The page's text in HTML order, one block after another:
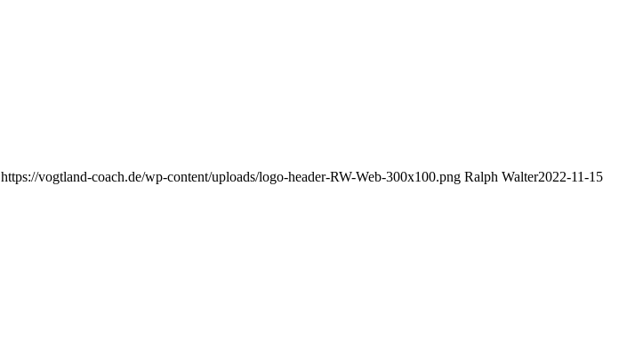
https://vogtland-coach.de/wp-content/uploads/logo-header-RW-Web-300x100.png Ralph Walter2022-11-15